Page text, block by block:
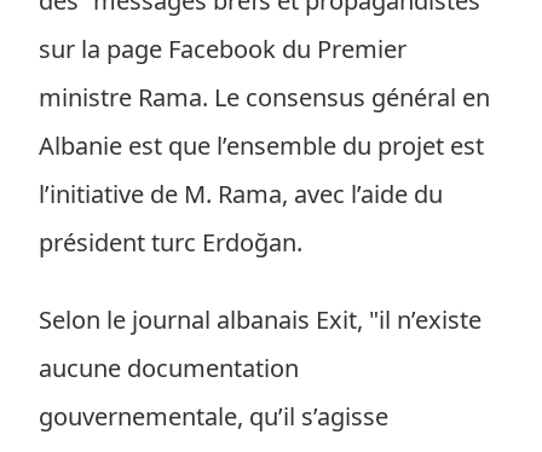
sur la page Facebook du Premier
ministre Rama. Le consensus général en
Albanie est que l’ensemble du projet est
l’initiative de M. Rama, avec l’aide du
président turc Erdoğan.
Selon le journal albanais Exit, "il n’existe
aucune documentation
gouvernementale, qu’il s’agisse